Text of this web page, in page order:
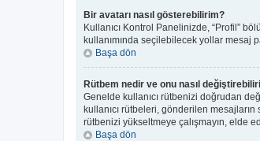
Bir avatarı nasıl gösterebilirim?
Kullanıcı Kontrol Panelinizde, “Profil”
kullanımında seçilebilecek yollar mesaj
Başa dön
Rütbem nedir ve onu nasıl
Genelde kullanıcı rütbenizi doğrudan
kullanıcı rütbeleri, gönderilen
rütbenizi yükseltmeye çalışmayın, elde
Başa dön